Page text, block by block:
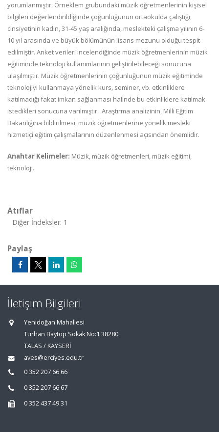
yorumlanmıştır. Örneklem grubundaki müzik öğretmenlerinin kişisel
bilgileri değerlendirildiğinde çoğunluğunun ortaokulda çalıştığı,
cinsiyetinin kadın, 31-45 yaş aralığında, meslekteki çalışma yılının 6-
10 yıl arasında ve büyük bölümünün lisans mezunu olduğu tespit
edilmiştir. Anketverileri incelendiğinde müzik öğretmenlerinin müzik
eğitiminde teknoloji kullanımlarının geliştirilebileceği sonucuna
ulaşılmıştır. Müzik öğretmenlerinin çoğunluğunun müzik eğitiminde
teknolojiyi kullanmaya yönelik kurs, seminer, vb. etkinliklere
katılmadığı fakat imkan sağlanması halinde bu etkinliklere katılmak
istedikleri sonucuna varılmıştır. Araştırma analizinin, Milli Eğitim
Bakanlığına bildirilmesi, müzik öğretmenlerine yönelik mesleki
hizmetiçi eğitim çalışmalarının düzenlenmesi açısından önemlidir.
Anahtar Kelimeler: Müzik, müzik öğretmenleri, müzik eğitimi,
teknoloji.
Atıflar
Diğer İndeksler: 1
Paylaş
İletişim Bilgileri
Yenidoğan Mahallesi
Turhan Baytop Sokak No:1 38280
TALAS / KAYSERİ
aves@erciyes.edu.tr
0 352 207 66 66
0 352 207 66 67
0 352 437 49 31